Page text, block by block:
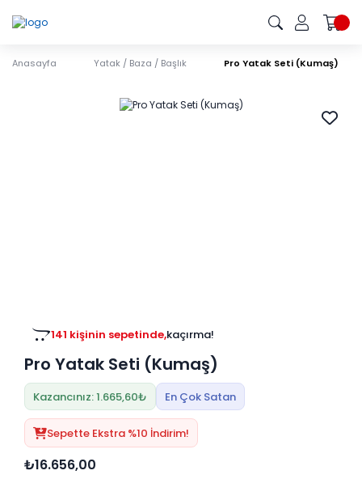
Anasayfa Yatak / Baza / Başlık Pro Yatak Seti (Kumaş)
141 kişinin sepetinde,kaçırma!
Pro Yatak Seti (Kumaş)
Kazancınız: 1.665,60₺ En Çok Satan
Sepette Ekstra %10 İndirim!
₺16.656,00